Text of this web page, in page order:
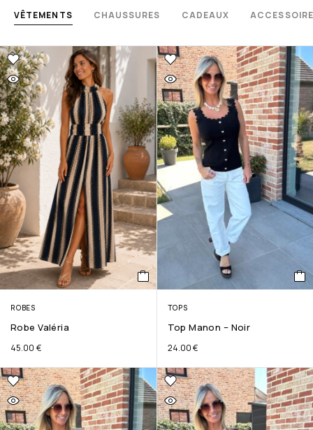
VÊTEMENTS CHAUSSURES CADEAUX
ROBES
Robe Valéria
45.00 €
TOPS
Top Manon – Noir
24.00€